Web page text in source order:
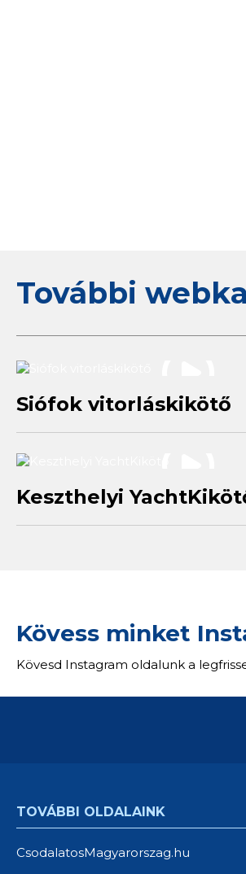
További
Siófok vitorláskikötő
Keszthelyi
Kövess minket
Kövesd Instagram oldalunk a
TOVÁBBI OLDALAINK
CsodalatosMagyarorszag.hu